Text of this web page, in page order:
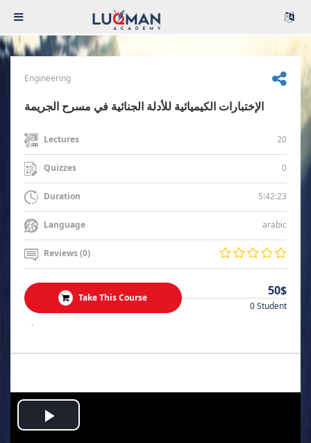
Engineering
الإختبارات الكيميائية للأدلة الجنائية في مسرح الجريمة
Lectures 20
Quizzes 0
Duration 5:42:23
Language arabic
Reviews (0)
Take This Course 50$
0 Student
.
Play